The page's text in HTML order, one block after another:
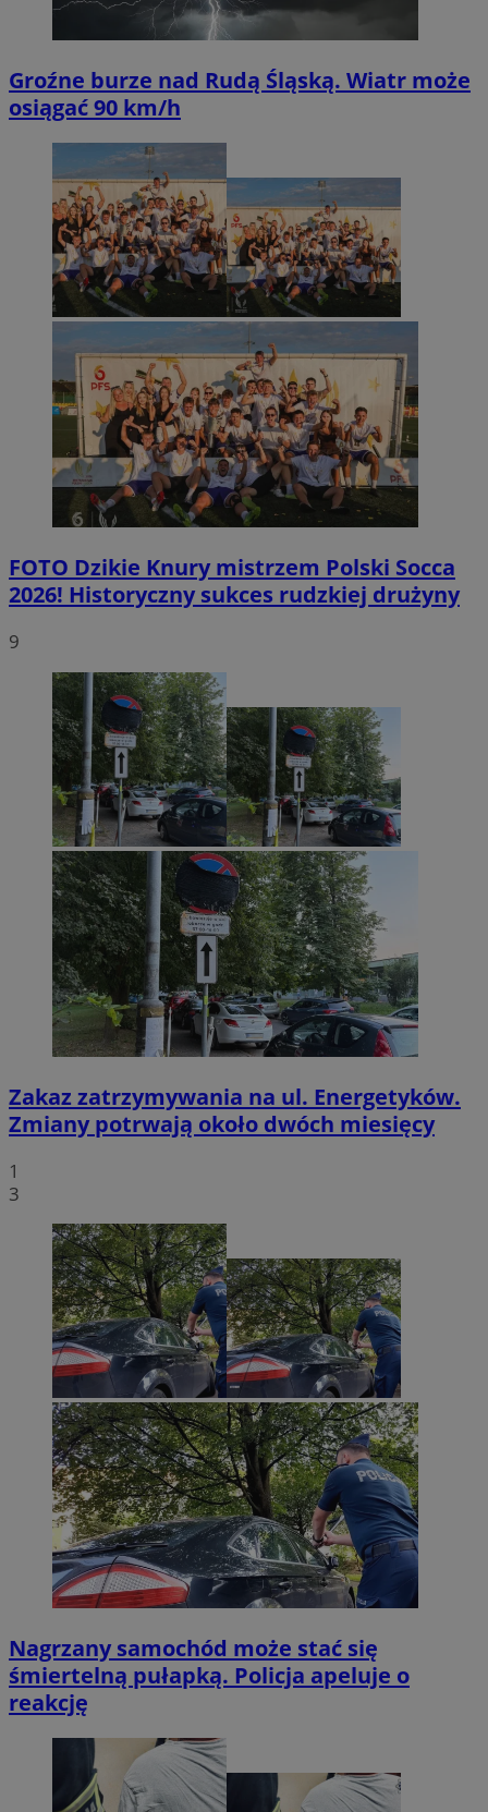
Groźne burze nad Rudą Śląską. Wiatr może
osiągać 90 km/h
FOTO Dzikie Knury mistrzem Polski Socca
2026! Historyczny sukces rudzkiej drużyny
9
Zakaz zatrzymywania na ul. Energetyków.
Zmiany potrwają około dwóch miesięcy
1
3
Nagrzany samochód może stać się
śmiertelną pułapką. Policja apeluje o
reakcję